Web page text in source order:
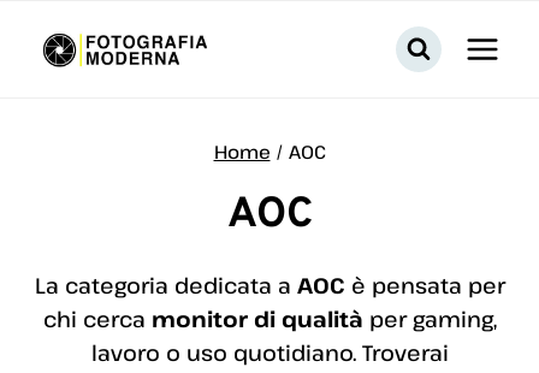
Home / AOC
AOC
La categoria dedicata a AOC è pensata per
chi cerca monitor di qualità per gaming,
lavoro o uso quotidiano. Troverai